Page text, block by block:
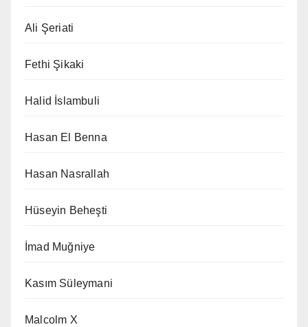
Ali Şeriati
Fethi Şikaki
Halid İslambuli
Hasan El Benna
Hasan Nasrallah
Hüseyin Beheşti
İmad Muğniye
Kasım Süleymani
Malcolm X